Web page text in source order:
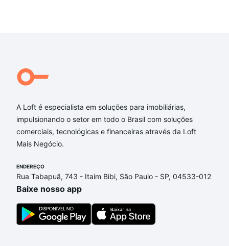
A Loft é especialista em soluções para imobiliárias,
impulsionando o setor em todo o Brasil com soluções
comerciais, tecnológicas e financeiras através da Loft
Mais Negócio.
ENDEREÇO
Rua Tabapuã, 743 - Itaim Bibi, São Paulo - SP, 04533-012
Baixe nosso app